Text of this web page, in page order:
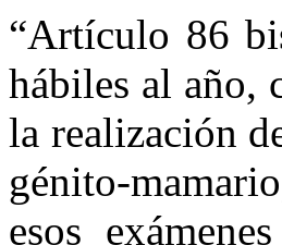
“Artículo 86
hábiles al año,
la realización
génito-
esos